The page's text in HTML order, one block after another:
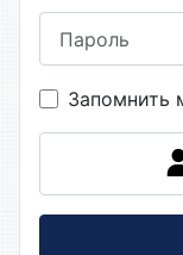
Запомнить